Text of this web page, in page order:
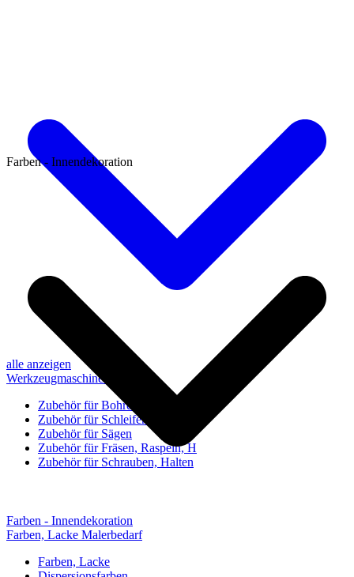
alle anzeigen
Werkzeugmaschinen-Zubehör
Zubehör für Bohren, Bohrhilfen
Zubehör für Schleifen, Poliere
Zubehör für Sägen
Zubehör für Fräsen, Raspeln, H
Zubehör für Schrauben, Halten
Farben - Innendekoration
Farben - Innendekoration
Farben, Lacke Malerbedarf
Farben, Lacke